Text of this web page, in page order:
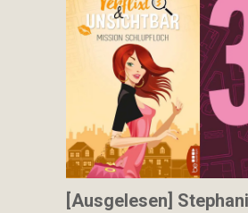
[Ausgelesen]